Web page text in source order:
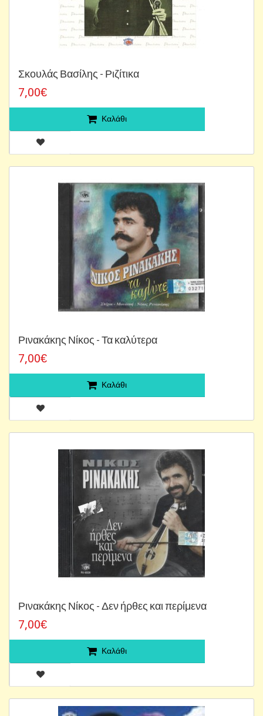
Σκουλάς Βασίλης - Ριζίτικα
7,00€
Καλάθι
Ρινακάκης Νίκος - Τα καλύτερα
7,00€
Καλάθι
Ρινακάκης Νίκος - Δεν ήρθες και περίμενα
7,00€
Καλάθι